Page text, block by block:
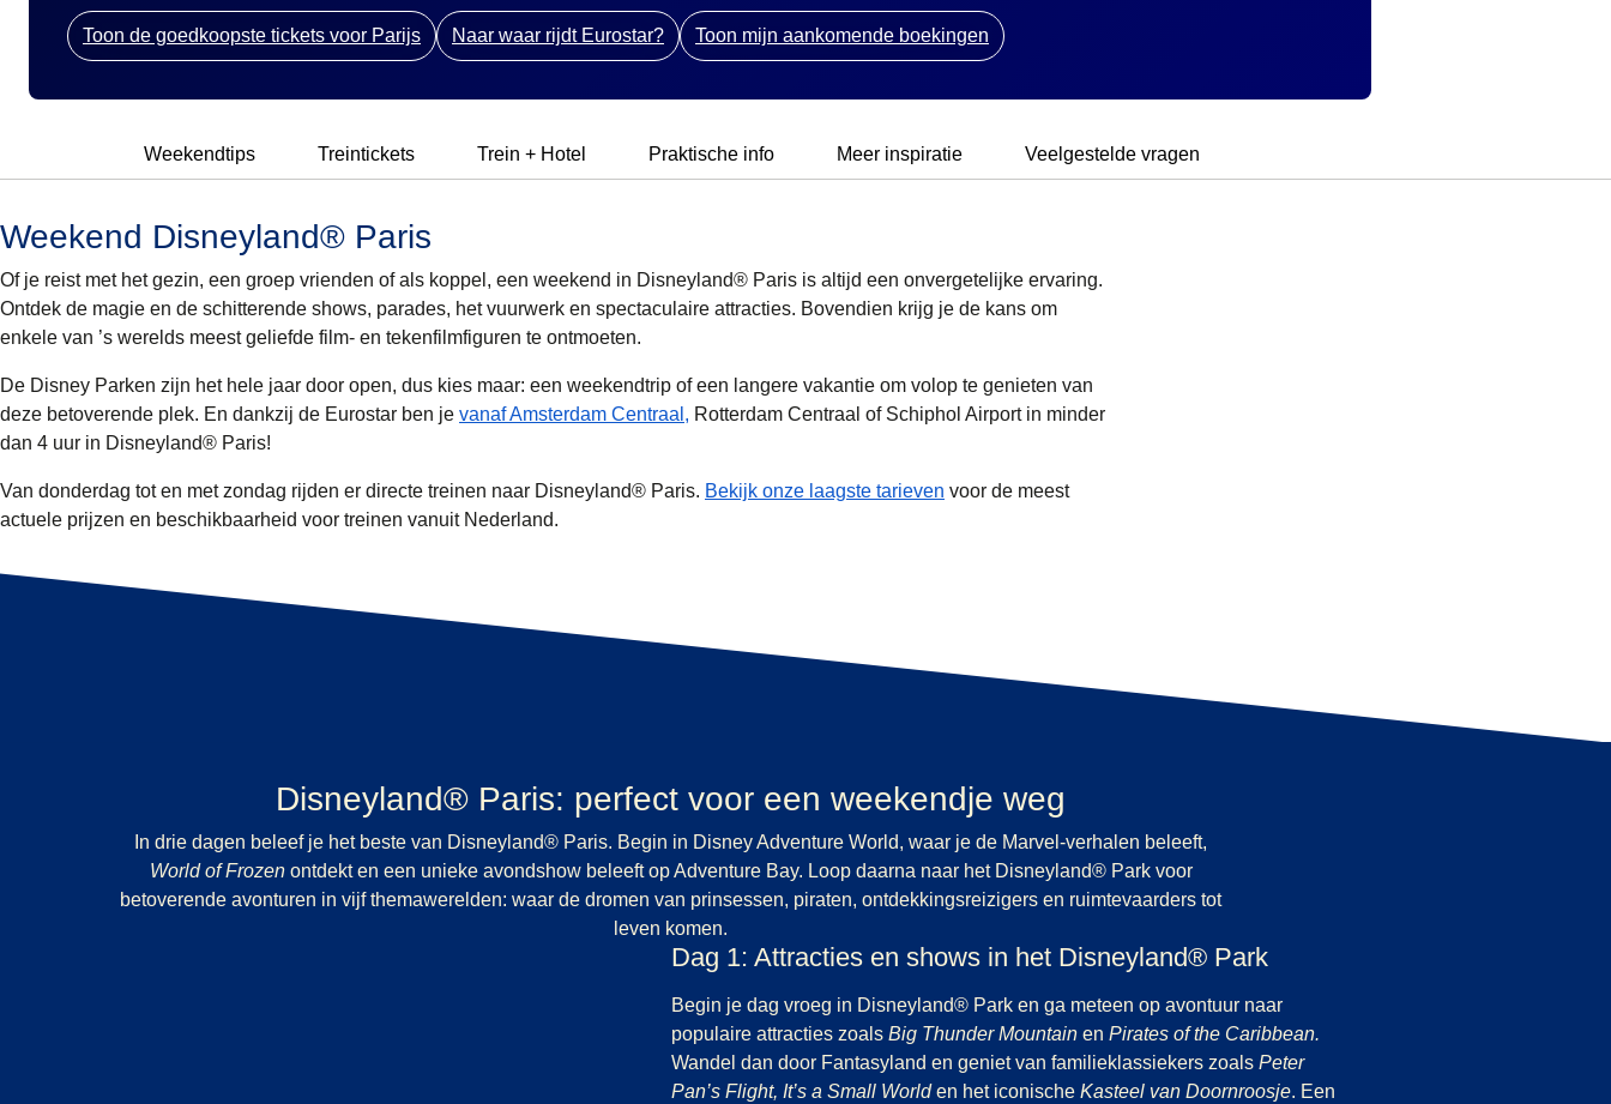
Toon de goedkoopste tickets voor Parijs Naar waar rijdt Eurostar? Toon mijn aankomende boekingen
Weekendtips Treintickets Trein + Hotel Praktische info Meer inspiratie Veelgestelde vragen
Weekend Disneyland® Paris
Of je reist met het gezin, een groep vrienden of als koppel, een weekend in Disneyland® Paris is altijd een onvergetelijke ervaring.
Ontdek de magie en de schitterende shows, parades, het vuurwerk en spectaculaire attracties. Bovendien krijg je de kans om
enkele van ’s werelds meest geliefde film- en tekenfilmfiguren te ontmoeten.
De Disney Parken zijn het hele jaar door open, dus kies maar: een weekendtrip of een langere vakantie om volop te genieten van
deze betoverende plek. En dankzij de Eurostar ben je vanaf Amsterdam Centraal, Rotterdam Centraal of Schiphol Airport in minder
dan 4 uur in Disneyland® Paris!
Van donderdag tot en met zondag rijden er directe treinen naar Disneyland® Paris. Bekijk onze laagste tarieven voor de meest
actuele prijzen en beschikbaarheid voor treinen vanuit Nederland.
Disneyland® Paris: perfect voor een weekendje weg
In drie dagen beleef je het beste van Disneyland® Paris. Begin in Disney Adventure World, waar je de Marvel-verhalen beleeft,
World of Frozenontdekt en een unieke avondshow beleeft op Adventure Bay. Loop daarna naar het Disneyland® Park voor
betoverende avonturen in vijf themawerelden: waar de dromen van prinsessen, piraten, ontdekkingsreizigers en ruimtevaarders tot
leven komen.
Dag 1: Attracties en shows in het Disneyland® Park
Begin je dag vroeg in Disneyland® Park en ga meteen op avontuur naar
populaire attracties zoals Big Thunder Mountain en Pirates of the Caribbean.
Wandel dan door Fantasyland en geniet van familieklassiekers zoals Peter
Pan’s Flight, It’s a Small Worlden het iconische Kasteel van Doornroosje. Een